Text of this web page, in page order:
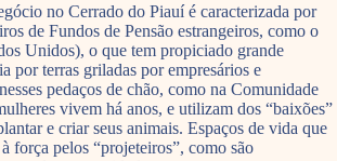
no Cerrado do Piauí é caracterizada por
de Fundos de Pensão estrangeiros, como o
Unidos), o que tem propiciado grande
por terras griladas por empresários e
pedaços de chão, como na Comunidade
vivem há anos, e utilizam dos “baixões”
e criar seus animais. Espaços de vida que
força pelos “projeteiros”, como são